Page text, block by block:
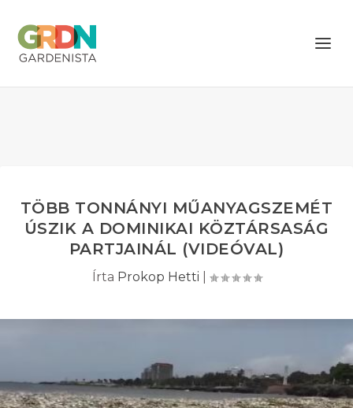
TÖBB TONNÁNYI MŰANYAGSZEMÉT
ÚSZIK A DOMINIKAI KÖZTÁRSASÁG
PARTJAINÁL (VIDEÓVAL)
Írta Prokop Hetti